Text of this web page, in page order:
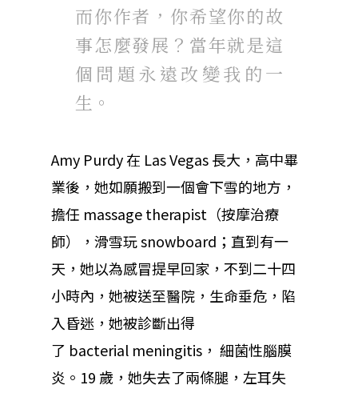
而你作者，你希望你的故
事怎麼發展？當年就是這
個問題永遠改變我的一
生。
Amy Purdy 在 Las Vegas 長大，高中畢
業後，她如願搬到一個會下雪的地方，
擔任 massage therapist（按摩治療
師），滑雪玩 snowboard；直到有一
天，她以為感冒提早回家，不到二十四
小時內，她被送至醫院，生命垂危，陷
入昏迷，她被診斷出得
了 bacterial meningitis， 細菌性腦膜
炎。19 歲，她失去了兩條腿，左耳失